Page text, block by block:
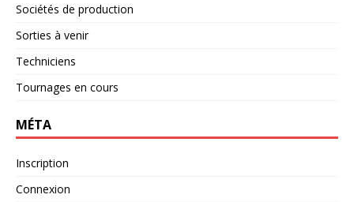
Sociétés de production
Sorties à venir
Techniciens
Tournages en cours
MÉTA
Inscription
Connexion